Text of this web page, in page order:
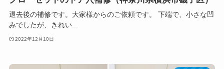
退去後の補修です。大家様からのご依頼です。 下端で、小さな凹
みでしたが、きれい...
2022年12月10日